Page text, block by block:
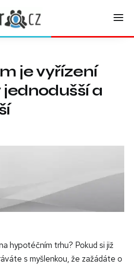
je vyřízení
a
hypotéčním trhu? Pokud si již
s myšlenkou, že zažádáte o